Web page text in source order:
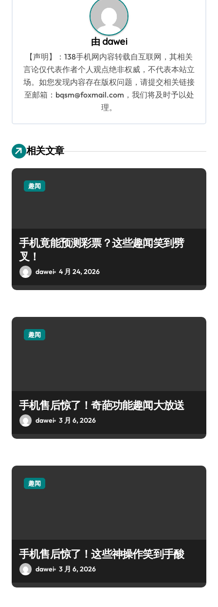
由 dawei
【声明】：138手机网内容转载自互联网，其相关
言论仅代表作者个人观点绝非权威，不代表本站立
场。如您发现内容存在版权问题，请提交相关链接
至邮箱：bqsm@foxmail.com，我们将及时予以处
理。
相关文章
趣闻
手机竟能预测彩票？这些趣闻笑到劈
叉！
dawei 4 月 24, 2026
趣闻
手机售后惊了！奇葩功能趣闻大放送
dawei 3 月 6, 2026
趣闻
手机售后惊了！这些神操作笑到手酸
dawei 3 月 6, 2026